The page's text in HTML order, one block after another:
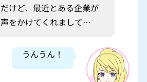
だけど、最近とある企業が
声をかけてくれまして…
うんうん！